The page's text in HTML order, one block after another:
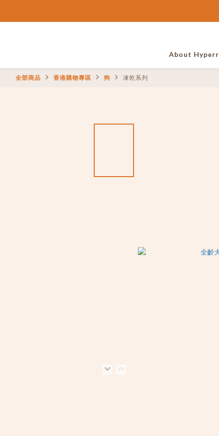
About Hyperr
全部商品 香港購物專區 狗 凍乾系列